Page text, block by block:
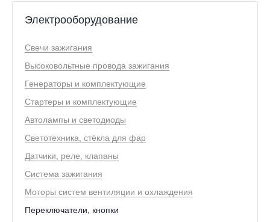
Электрооборудование
Свечи зажигания
Высоковольтные провода зажигания
Генераторы и комплектующие
Стартеры и комплектующие
Автолампы и светодиоды
Светотехника, стёкла для фар
Датчики, реле, клапаны
Система зажигания
Моторы систем вентиляции и охлаждения
Переключатели, кнопки